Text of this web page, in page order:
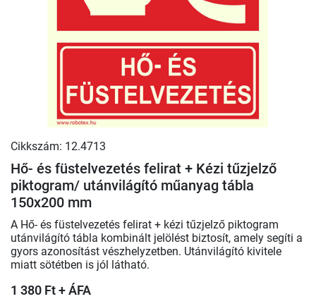
Cikkszám: 12.4713
Hő- és füstelvezetés felirat + Kézi tűzjelző
piktogram/ utánvilágító műanyag tábla
150x200 mm
A Hő- és füstelvezetés felirat + kézi tűzjelző piktogram
utánvilágító tábla kombinált jelölést biztosít, amely segíti a
gyors azonosítást vészhelyzetben. Utánvilágító kivitele
miatt sötétben is jól látható.
1 380 Ft + ÁFA